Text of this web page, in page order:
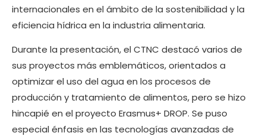
internacionales en el ámbito de la sostenibilidad y la
eficiencia hídrica en la industria alimentaria.
Durante la presentación, el CTNC destacó varios de
sus proyectos más emblemáticos, orientados a
optimizar el uso del agua en los procesos de
producción y tratamiento de alimentos, pero se hizo
hincapié en el proyecto Erasmus+ DROP. Se puso
especial énfasis en las tecnologías avanzadas de